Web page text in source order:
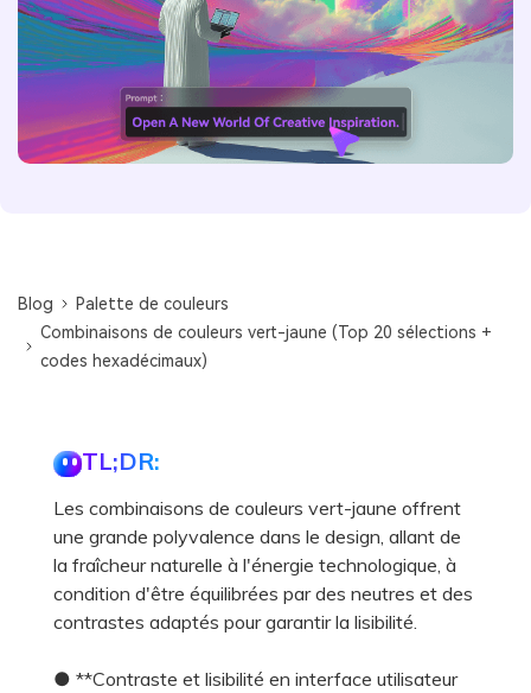
Blog
Palette de couleurs
Combinaisons de couleurs vert-jaune (Top 20 sélections +
codes hexadécimaux)
TL;DR:
Les combinaisons de couleurs vert-jaune offrent
une grande polyvalence dans le design, allant de
la fraîcheur naturelle à l'énergie technologique, à
condition d'être équilibrées par des neutres et des
contrastes adaptés pour garantir la lisibilité.
● **Contraste et lisibilité en interface utilisateur